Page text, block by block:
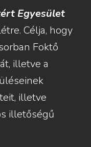
Egyesület
Célja, hogy
Foktő
illetve a
illetve
illetőségű